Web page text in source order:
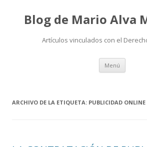
Blog de Mario Alva
Artículos vinculados con el
Menú Ir
ARCHIVO DE LA ETIQUETA: PUBLICIDAD ONLINE